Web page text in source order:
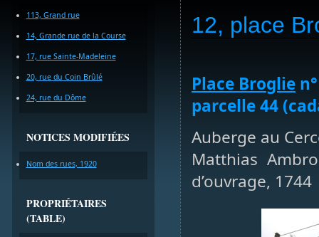
113, Grand rue
14, Grande rue de la Course
17, rue Sainte-Madeleine
20, rue du Coin Brûlé
24, rue du Dôme
NOTICES MODIFIÉES
Nom des rues, 1920
PROPRIÉTAIRES
(TABLE)
12, place
Place Broglie
parcelle 44
Auberge au
Matthias
d’ouvrage, 1744